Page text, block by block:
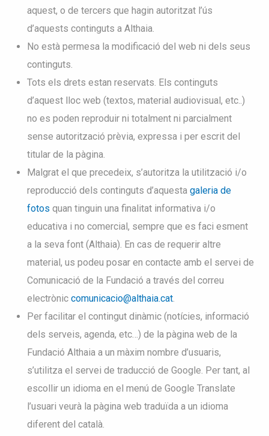
aquest, o de tercers que hagin autoritzat l’ús
d’aquests continguts a Althaia.
No està permesa la modificació del web ni dels seus
continguts.
Tots els drets estan reservats. Els continguts
d’aquest lloc web (textos, material audiovisual, etc..)
no es poden reproduir ni totalment ni parcialment
sense autorització prèvia, expressa i per escrit del
titular de la pàgina.
Malgrat el que precedeix, s’autoritza la utilització i/o
reproducció dels continguts d’aquesta galeria de
fotos quan tinguin una finalitat informativa i/o
educativa i no comercial, sempre que es faci esment
a la seva font (Althaia). En cas de requerir altre
material, us podeu posar en contacte amb el servei de
Comunicació de la Fundació a través del correu
electrònic comunicacio@althaia.cat.
Per facilitar el contingut dinàmic (notícies, informació
dels serveis, agenda, etc…) de la pàgina web de la
Fundació Althaia a un màxim nombre d’usuaris,
s’utilitza el servei de traducció de Google. Per tant, al
escollir un idioma en el menú de Google Translate
l’usuari veurà la pàgina web traduïda a un idioma
diferent del català.